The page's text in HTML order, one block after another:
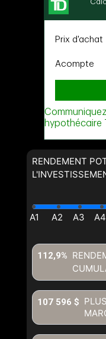
RENDEMENT
112,9%
107 596 $